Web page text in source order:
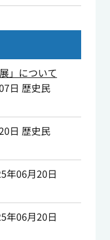
」について
日 歴史民
日 歴史民
年06月20日
年06月20日